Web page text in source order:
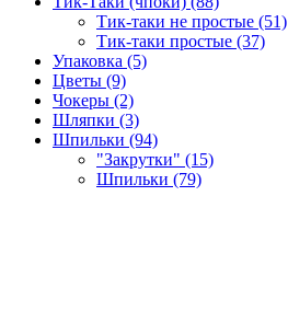
Тик-таки не простые (51)
Тик-таки простые (37)
Упаковка (5)
Цветы (9)
Чокеры (2)
Шляпки (3)
Шпильки (94)
"Закрутки" (15)
Шпильки (79)